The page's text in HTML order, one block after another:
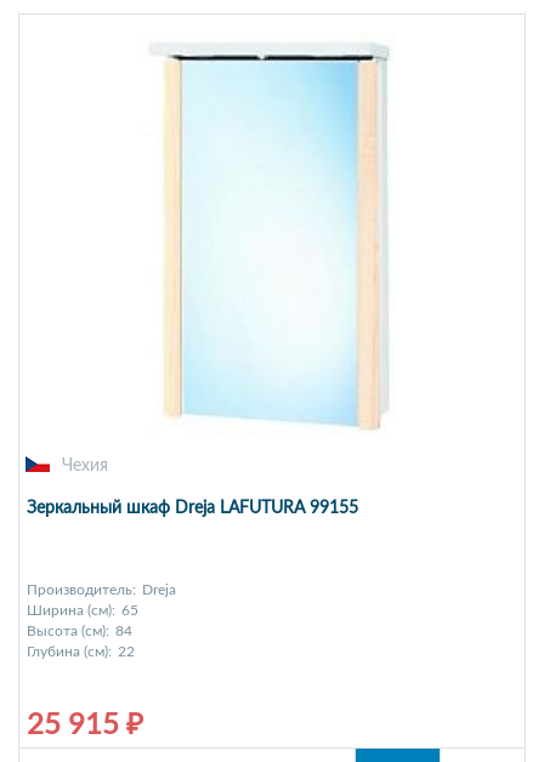
Чехия
Зеркальный шкаф Dreja LAFUTURA 99155
Производитель:
Dreja
Ширина (см): 65
Высота (см): 84
Глубина (см): 22
25 915 ₽